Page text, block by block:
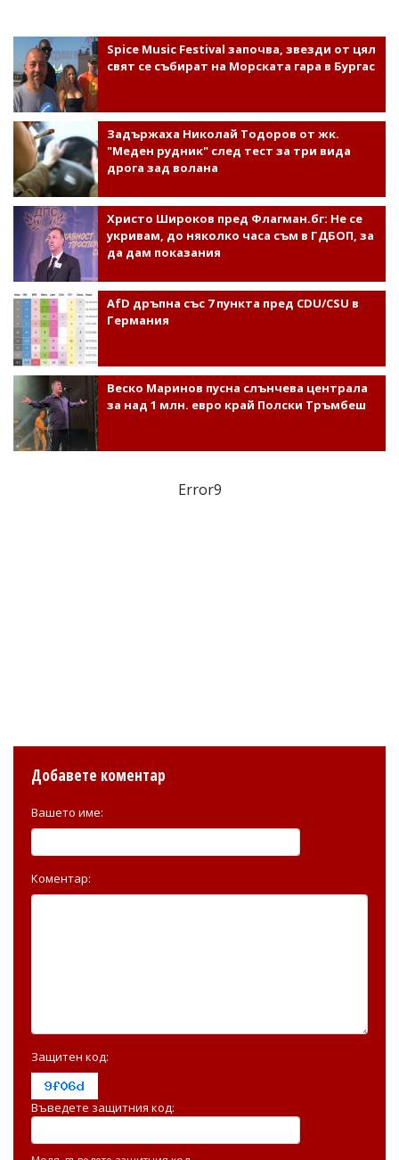
Spice Music Festival започва, звезди от цял
свят се събират на Морската гара в Бургас
Задържаха Николай Тодоров от жк.
"Меден рудник" след тест за три вида
дрога зад волана
Христо Широков пред Флагман.бг: Не се
укривам, до няколко часа съм в ГДБОП, за
да дам показания
AfD дръпна със 7 пункта пред CDU/CSU в
Германия
Веско Маринов пусна слънчева централа
за над 1 млн. евро край Полски Тръмбеш
Error9
Добавете коментар
Вашето име:
Коментар:
Защитен код:
Въведете защитния код: